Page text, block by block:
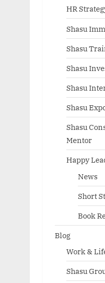
HR
Shasu
Shasu
Shasu
Shasu
Shasu
Shasu
Mentor
Happy
News
Short
Book
Blog
Work &
Shasu